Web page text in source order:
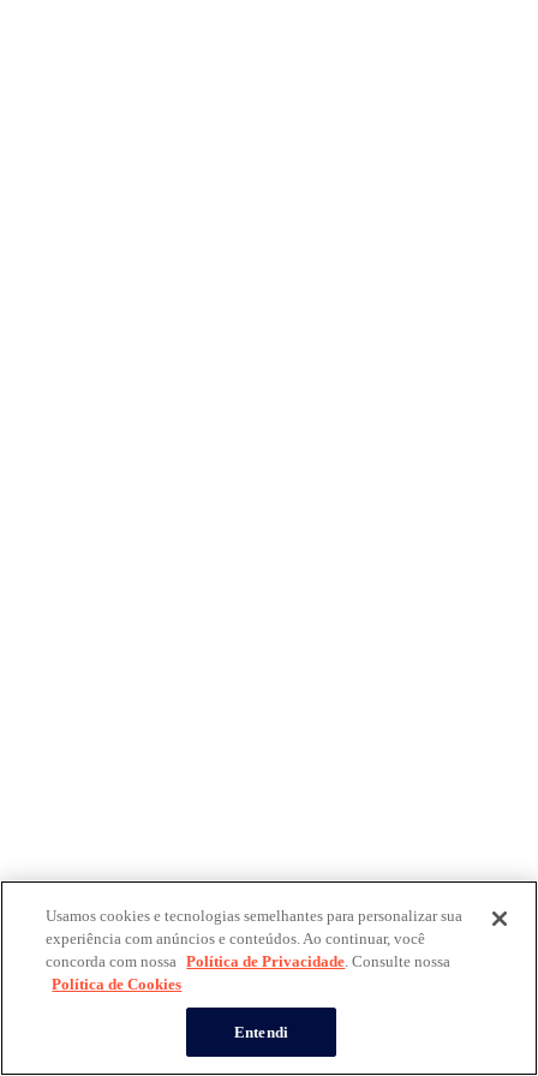
Usamos cookies e tecnologias semelhantes para personalizar sua
experiência com anúncios e conteúdos. Ao continuar, você
concorda com nossa Política de Privacidade. Consulte nossa
Política de Cookies
Entendi